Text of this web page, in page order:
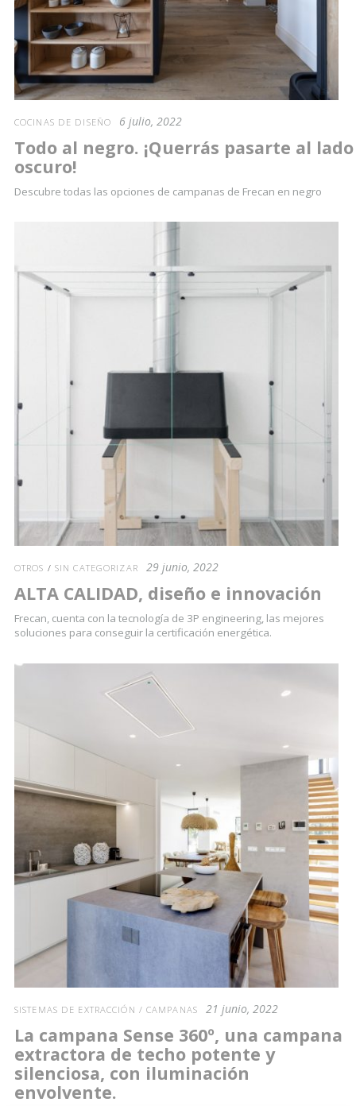
COCINAS DE DISEÑO 6 julio, 2022
Todo al negro. ¡Querrás pasarte al lado
oscuro!
Descubre todas las opciones de campanas de Frecan en negro
OTROS / SIN CATEGORIZAR 29 junio, 2022
ALTA CALIDAD, diseño e innovación
Frecan, cuenta con la tecnología de 3P engineering, las mejores
soluciones para conseguir la certificación energética.
SISTEMAS DE EXTRACCIÓN / CAMPANAS 21 junio, 2022
La campana Sense 360º, una campana
extractora de techo potente y
silenciosa, con iluminación
envolvente.